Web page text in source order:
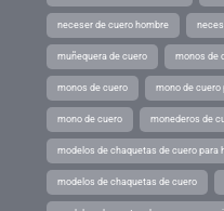
neceser de cuero hombre
muñequera de cuero monos de
monos de cuero mono de cuero
mono de cuero monederos de
modelos de chaquetas de cuero para
modelos de chaquetas de cuero